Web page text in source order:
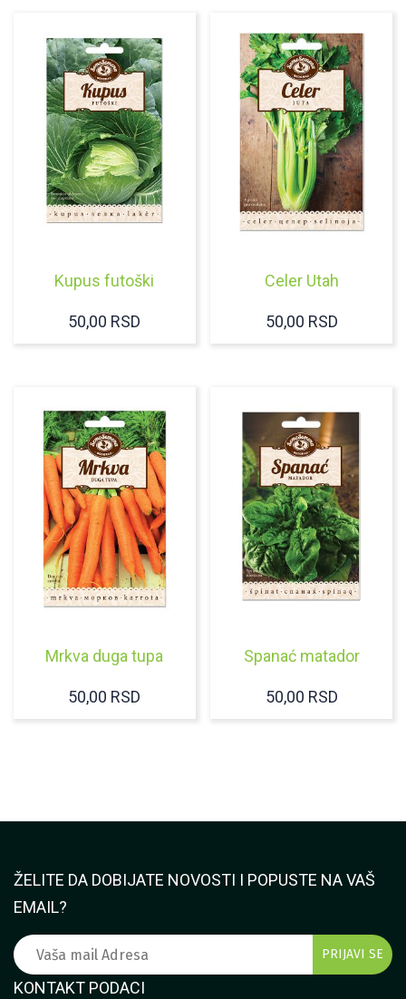
Kupus futoški
50,00 RSD
Celer Utah
50,00 RSD
Mrkva duga tupa
50,00 RSD
Spanać matador
50,00 RSD
ŽELITE DA DOBIJATE NOVOSTI I POPUSTE NA VAŠ
EMAIL?
KONTAKT PODACI